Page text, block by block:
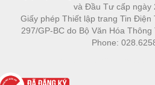
và Đầu Tư cấp ngày
Giấy phép Thiết lập trang Tin
297/GP-BC do Bộ Văn Hóa
Phone: